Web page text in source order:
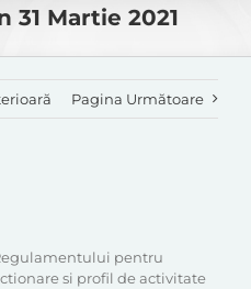
31 Martie 2021
Pagina Următoare
pentru
si profil de activitate